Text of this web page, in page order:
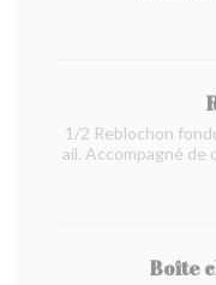
1/2 Reblochon
ail. Accompagné de
Boîte